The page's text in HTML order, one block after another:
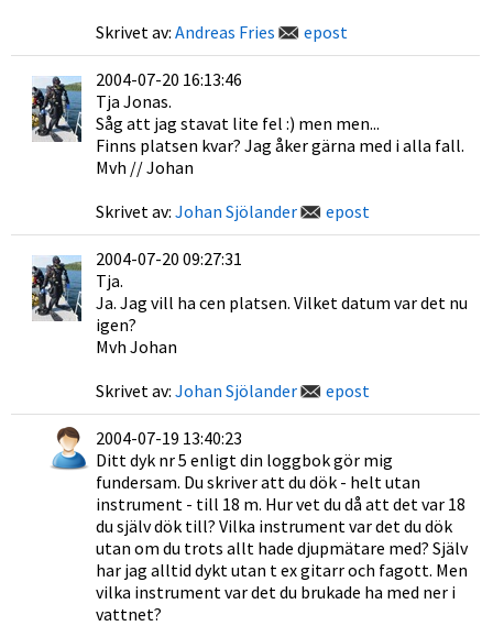
Skrivet av: Andreas Fries epost
2004-07-20 16:13:46
Tja Jonas.
Såg att jag stavat lite fel :) men men...
Finns platsen kvar? Jag åker gärna med i alla fall.
Mvh // Johan
Skrivet av: Johan Sjölander epost
2004-07-20 09:27:31
Tja.
Ja. Jag vill ha cen platsen. Vilket datum var det nu
igen?
Mvh Johan
Skrivet av: Johan Sjölander epost
2004-07-19 13:40:23
Ditt dyk nr 5 enligt din loggbok gör mig
fundersam. Du skriver att du dök - helt utan
instrument - till 18 m. Hur vet du då att det var 18
du själv dök till? Vilka instrument var det du dök
utan om du trots allt hade djupmätare med? Själv
har jag alltid dykt utan t ex gitarr och fagott. Men
vilka instrument var det du brukade ha med ner i
vattnet?